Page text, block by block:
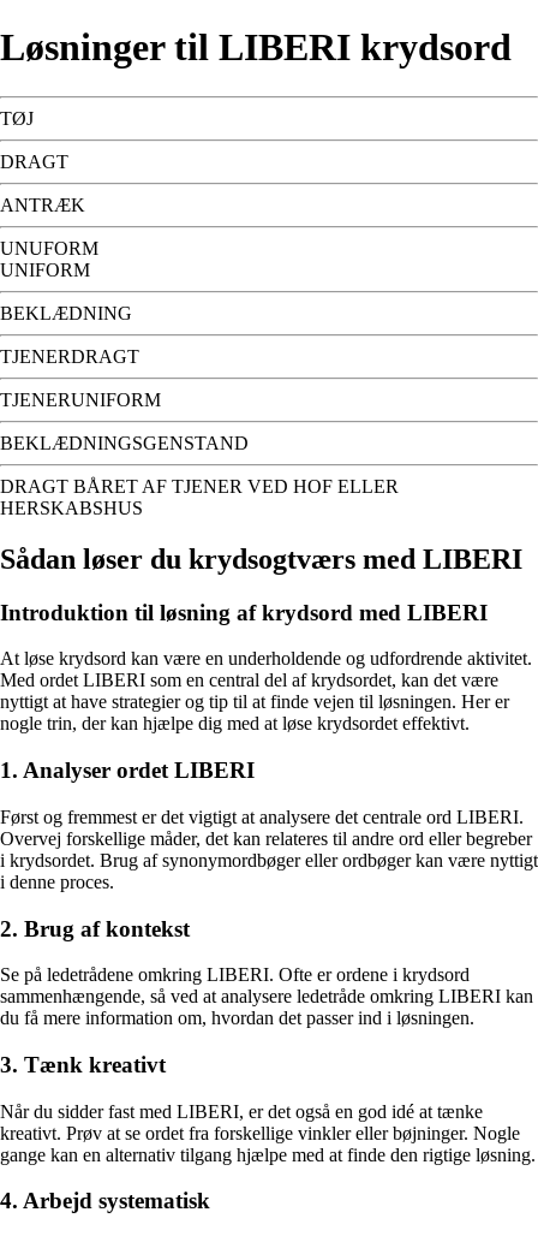
Løsninger til LIBERI krydsord
TØJ
DRAGT
ANTRÆK
UNUFORM
UNIFORM
BEKLÆDNING
TJENERDRAGT
TJENERUNIFORM
BEKLÆDNINGSGENSTAND
DRAGT BÅRET AF TJENER VED HOF ELLER
HERSKABSHUS
Sådan løser du krydsogtværs med LIBERI
Introduktion til løsning af krydsord med LIBERI
At løse krydsord kan være en underholdende og udfordrende aktivitet.
Med ordet LIBERI som en central del af krydsordet, kan det være
nyttigt at have strategier og tip til at finde vejen til løsningen. Her er
nogle trin, der kan hjælpe dig med at løse krydsordet effektivt.
1. Analyser ordet LIBERI
Først og fremmest er det vigtigt at analysere det centrale ord LIBERI.
Overvej forskellige måder, det kan relateres til andre ord eller begreber
i krydsordet. Brug af synonymordbøger eller ordbøger kan være nyttigt
i denne proces.
2. Brug af kontekst
Se på ledetrådene omkring LIBERI. Ofte er ordene i krydsord
sammenhængende, så ved at analysere ledetråde omkring LIBERI kan
du få mere information om, hvordan det passer ind i løsningen.
3. Tænk kreativt
Når du sidder fast med LIBERI, er det også en god idé at tænke
kreativt. Prøv at se ordet fra forskellige vinkler eller bøjninger. Nogle
gange kan en alternativ tilgang hjælpe med at finde den rigtige løsning.
4. Arbejd systematisk